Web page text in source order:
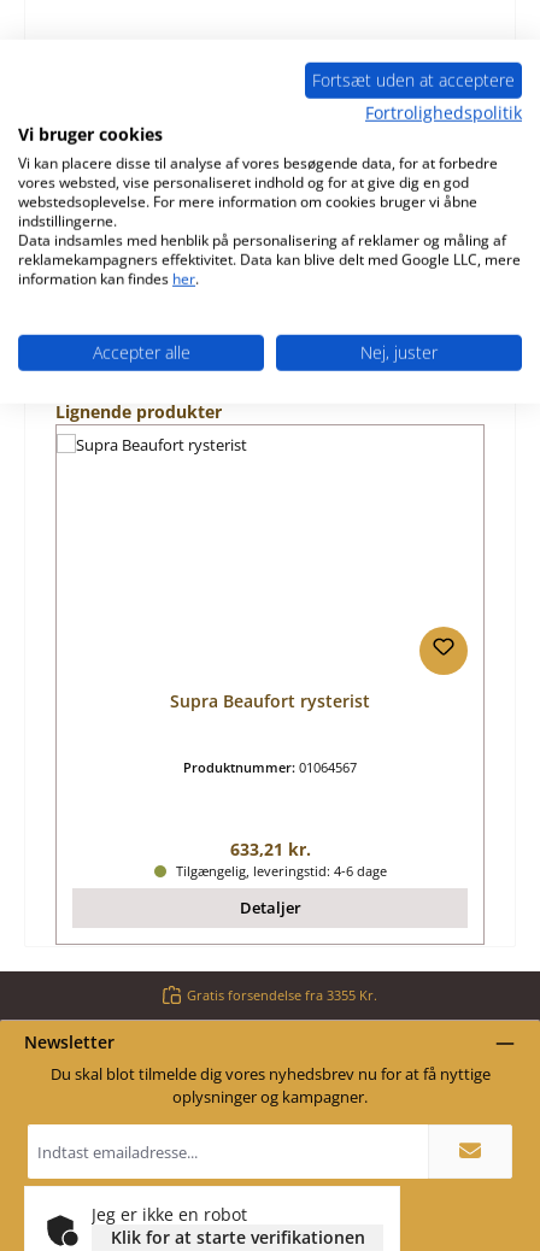
original risteleje til brændeovn Supra Beaufort Supra
Beaufort risteleje nøgledata: brændkammergulv,
ristramme mål (B/L/H…
Karakteristika
Information om produktsikkerhed
Spring produktgalleriet over
Lignende produkter
Supra Beaufort rysterist
Produktnummer: 01064567
Almindelig pris:
633,21 kr.
Tilgængelig, leveringstid: 4-6 dage
Detaljer
Gratis forsendelse fra 3355 Kr.
Newsletter
Du skal blot tilmelde dig vores nyhedsbrev nu for at få nyttige
oplysninger og kampagner.
adresse
*
Jeg er ikke en robot
Klik for at starte verifikationen
Fortsæt uden at acceptere
Fortrolighedspolitik
Vi bruger cookies
Vi kan placere disse til analyse af vores besøgende data, for at forbedre
vores websted, vise personaliseret indhold og for at give dig en god
webstedsoplevelse. For mere information om cookies bruger vi åbne
indstillingerne.
Data indsamles med henblik på personalisering af reklamer og måling af
reklamekampagners effektivitet. Data kan blive delt med Google LLC, mere
information kan findes her.
Accepter alle Nej, juster